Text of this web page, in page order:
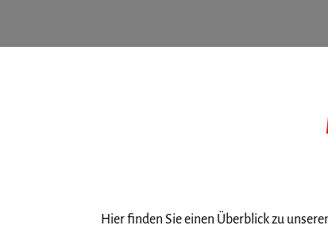
Hier finden Sie einen Überblick zu